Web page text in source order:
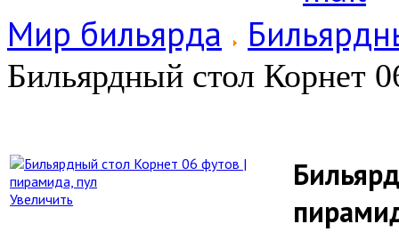
Мир бильярда
Бильярдный стол Корнет
Увеличить